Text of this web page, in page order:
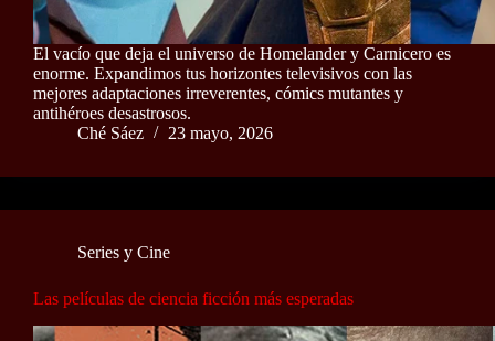
El vacío que deja el universo de Homelander y Carnicero es
enorme. Expandimos tus horizontes televisivos con las
mejores adaptaciones irreverentes, cómics mutantes y
antihéroes desastrosos.
Ché Sáez
23 mayo, 2026
Series y Cine
Las películas de ciencia ficción más esperadas